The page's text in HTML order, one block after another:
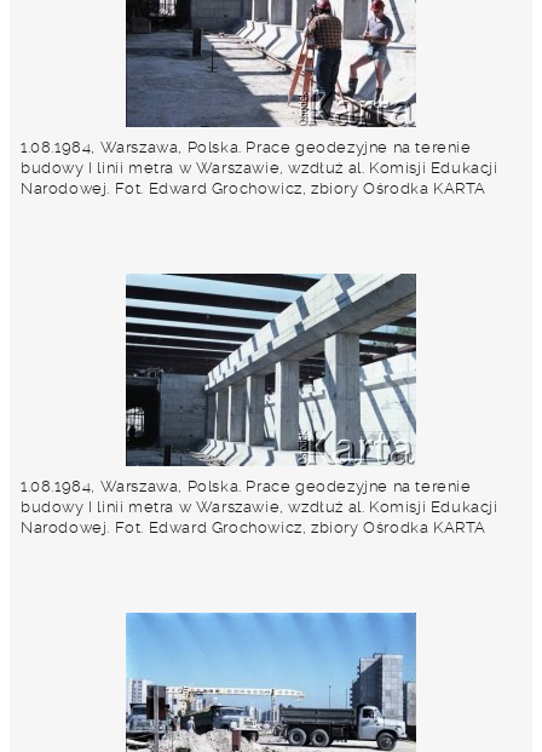
1.08.1984, Warszawa, Polska. Prace geodezyjne na terenie
budowy I linii metra w Warszawie, wzdłuż al. Komisji Edukacji
Narodowej. Fot. Edward Grochowicz, zbiory Ośrodka KARTA
1.08.1984, Warszawa, Polska. Prace geodezyjne na terenie
budowy I linii metra w Warszawie, wzdłuż al. Komisji Edukacji
Narodowej. Fot. Edward Grochowicz, zbiory Ośrodka KARTA